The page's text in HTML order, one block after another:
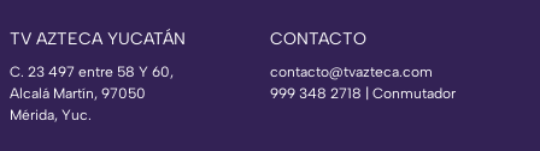
TV AZTECA YUCATÁN
C. 23 497 entre 58 Y 60,
Alcalá Martín, 97050
Mérida, Yuc.
CONTACTO
contacto@tvazteca.com
999 348 2718 | Conmutador